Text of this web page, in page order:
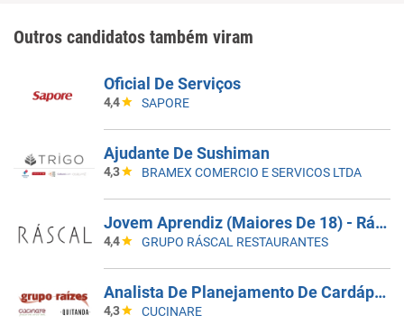
Outros candidatos também viram
Oficial De Serviços
4,4 SAPORE
Ajudante De Sushiman
4,3 BRAMEX COMERCIO E SERVICOS LTDA
Jovem Aprendiz (Maiores De 18) - Ráscal Shop. Villa Lobos
4,4 GRUPO RÁSCAL RESTAURANTES
Analista De Planejamento De Cardápios Sr
4,3 CUCINARE